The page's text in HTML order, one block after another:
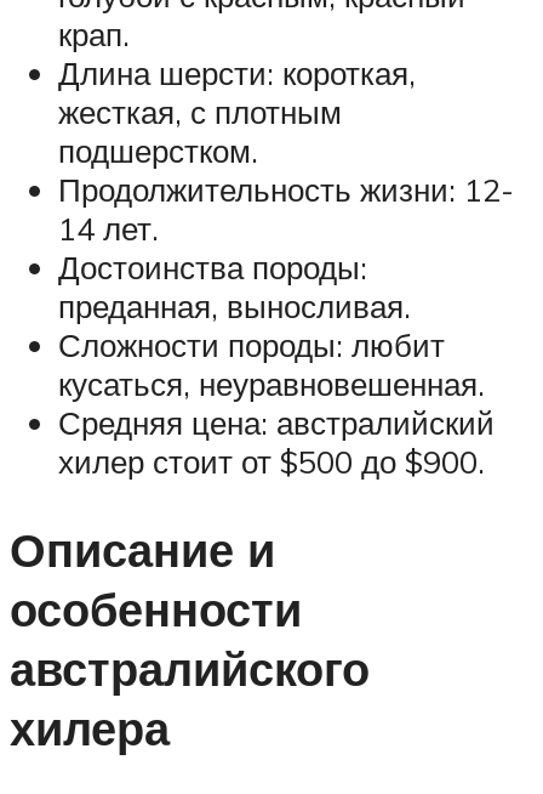
крап.
Длина шерсти: короткая,
жесткая, с плотным
подшерстком.
Продолжительность жизни: 12-
14 лет.
Достоинства породы:
преданная, выносливая.
Сложности породы: любит
кусаться, неуравновешенная.
Средняя цена: австралийский
хилер стоит от $500 до $900.
Описание и
особенности
австралийского
хилера